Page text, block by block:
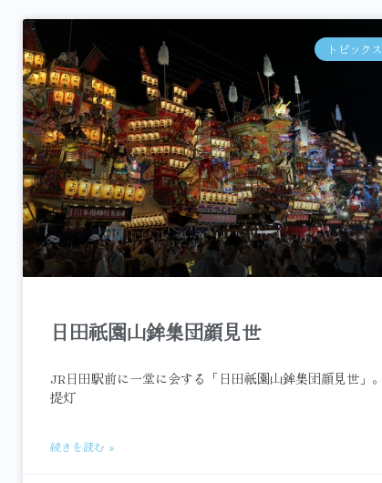
トピックス
日田祇園山鉾集団顔見世
JR日田駅前に一堂に会する「日田祇園山鉾集団顔見世」。
提灯
続きを読む »